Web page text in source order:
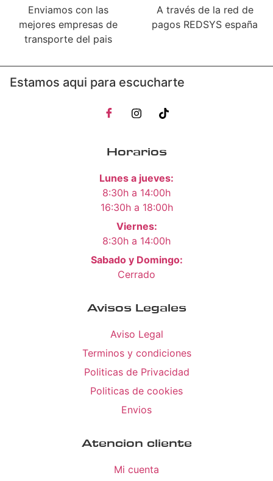
Enviamos con las
mejores empresas de
transporte del pais
A través de la red de
pagos REDSYS españa
Estamos aqui para escucharte
Horarios
Lunes a jueves:
8:30h a 14:00h
16:30h a 18:00h
Viernes:
8:30h a 14:00h
Sabado y Domingo:
Cerrado
Avisos Legales
Aviso Legal
Terminos y condiciones
Politicas de Privacidad
Politicas de cookies
Envios
Atencion cliente
Mi cuenta